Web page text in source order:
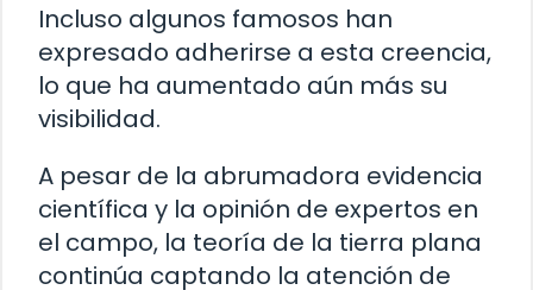
Incluso algunos famosos han
expresado adherirse a esta creencia,
lo que ha aumentado aún más su
visibilidad.
A pesar de la abrumadora evidencia
científica y la opinión de expertos en
el campo, la teoría de la tierra plana
continúa captando la atención de